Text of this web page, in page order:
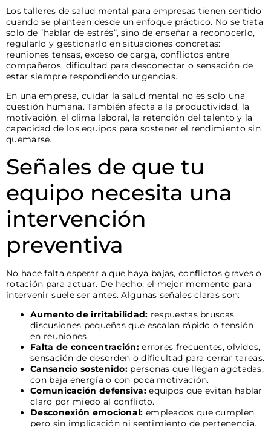
Los talleres de salud mental para empresas tienen sentido
cuando se plantean desde un enfoque práctico. No se trata
solo de “hablar de estrés”, sino de enseñar a reconocerlo,
regularlo y gestionarlo en situaciones concretas:
reuniones tensas, exceso de carga, conflictos entre
compañeros, dificultad para desconectar o sensación de
estar siempre respondiendo urgencias.
En una empresa, cuidar la salud mental no es solo una
cuestión humana. También afecta a la productividad, la
motivación, el clima laboral, la retención del talento y la
capacidad de los equipos para sostener el rendimiento sin
quemarse.
Señales de que tu
equipo necesita una
intervención
preventiva
No hace falta esperar a que haya bajas, conflictos graves o
rotación para actuar. De hecho, el mejor momento para
intervenir suele ser antes. Algunas señales claras son:
Aumento de irritabilidad: respuestas bruscas,
discusiones pequeñas que escalan rápido o tensión
en reuniones.
Falta de concentración:errores frecuentes, olvidos,
sensación de desorden o dificultad para cerrar tareas.
Cansancio sostenido: personas que llegan agotadas,
con baja energía o con poca motivación.
Comunicación defensiva:equipos que evitan hablar
claro por miedo al conflicto.
Desconexión emocional: empleados que cumplen,
pero sin implicación ni sentimiento de pertenencia.